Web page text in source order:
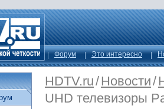
Форум Это интересно
HDTV.ru/Новости/
UHD телевизоры